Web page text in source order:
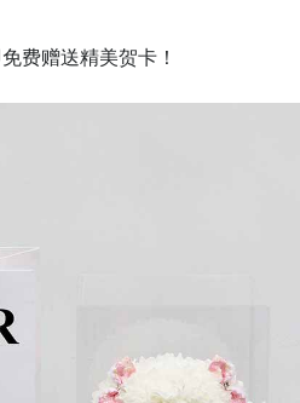
费赠送精美贺卡！